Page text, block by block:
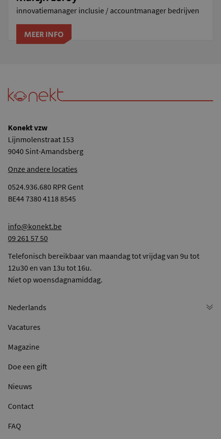
innovatiemanager inclusie / accountmanager bedrijven
MEER INFO
Konekt vzw
Lijnmolenstraat 153
9040 Sint-Amandsberg
Onze andere locaties
0524.936.680 RPR Gent
BE44 7380 4118 8545
info@konekt.be
09 261 57 50
Telefonisch bereikbaar van maandag tot vrijdag van 9u tot
12u30 en van 13u tot 16u.
Niet op woensdagnamiddag.
Vacatures
Magazine
Doe een gift
Nieuws
Contact
FAQ